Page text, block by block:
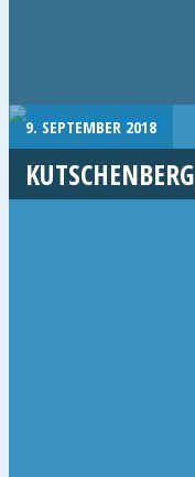
9. SEPTEMBER 2018
KUTSCHENBERG